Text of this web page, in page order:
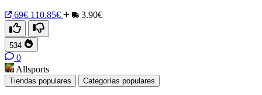
69€ 110.85€ 3.90€
534
0
Allsports
Tiendas populares Categorías populares